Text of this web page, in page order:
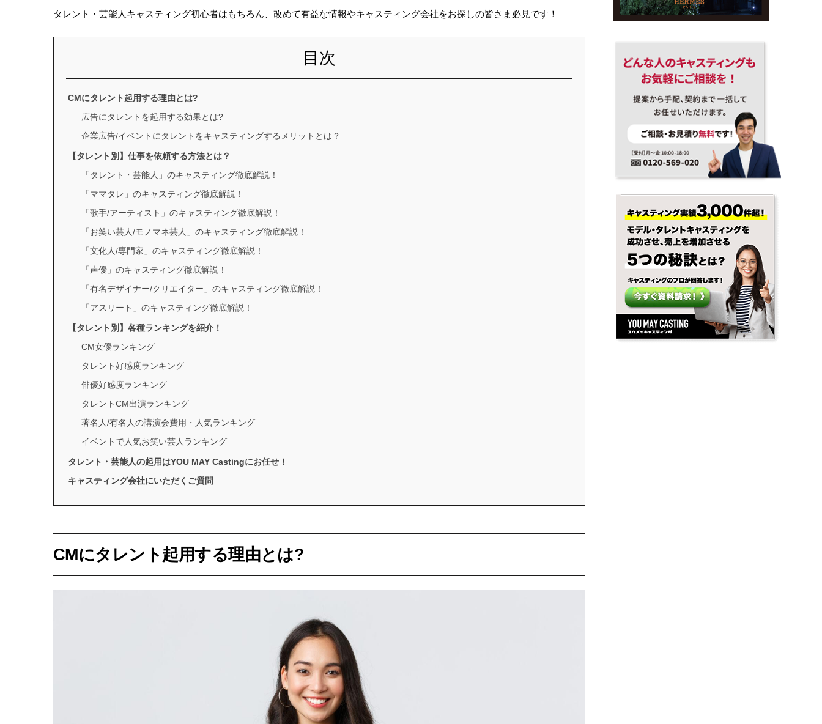
タレント・芸能人キャスティング初心者はもちろん、改めて有益な情報やキャスティング会社をお探しの皆さま必見です！
目次
CMにタレント起用する理由とは?
広告にタレントを起用する効果とは?
企業広告/イベントにタレントをキャスティングするメリットとは？
【タレント別】仕事を依頼する方法とは？
「タレント・芸能人」のキャスティング徹底解説！
「ママタレ」のキャスティング徹底解説！
「歌手/アーティスト」のキャスティング徹底解説！
「お笑い芸人/モノマネ芸人」のキャスティング徹底解説！
「文化人/専門家」のキャスティング徹底解説！
「声優」のキャスティング徹底解説！
「有名デザイナー/クリエイター」のキャスティング徹底解説！
「アスリート」のキャスティング徹底解説！
【タレント別】各種ランキングを紹介！
CM女優ランキング
タレント好感度ランキング
俳優好感度ランキング
タレントCM出演ランキング
著名人/有名人の講演会費用・人気ランキング
イベントで人気お笑い芸人ランキング
タレント・芸能人の起用はYOU MAY Castingにお任せ！
キャスティング会社にいただくご質問
CMにタレント起用する理由とは?